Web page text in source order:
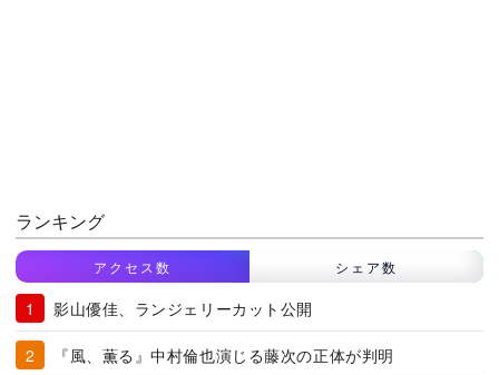
ランキング
アクセス数 シェア数
影山優佳、ランジェリーカット公開
『風、薫る』中村倫也演じる藤次の正体が判明